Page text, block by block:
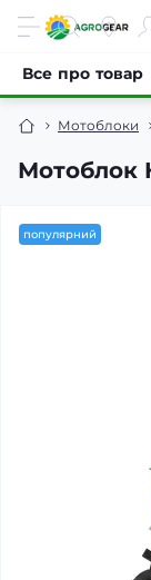
Мотоблоки
Мотоблок
Все про товар
популярний